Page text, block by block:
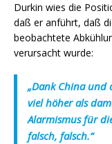
Durkin wies die
daß er anführt, daß
beobachtete
verursacht wurde:
„Dank China und
viel höher als
Alarmismus für
falsch, falsch.“